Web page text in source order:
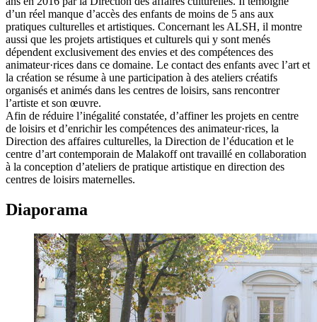
d’un réel manque d’accès des enfants de moins de 5 ans aux
pratiques culturelles et artistiques. Concernant les ALSH, il montre
aussi que les projets artistiques et culturels qui y sont menés
dépendent exclusivement des envies et des compétences des
animateur·rices dans ce domaine. Le contact des enfants avec l’art et
la création se résume à une participation à des ateliers créatifs
organisés et animés dans les centres de loisirs, sans rencontrer
l’artiste et son œuvre.
Afin de réduire l’inégalité constatée, d’affiner les projets en centre
de loisirs et d’enrichir les compétences des animateur·rices, la
Direction des affaires culturelles, la Direction de l’éducation et le
centre d’art contemporain de Malakoff ont travaillé en collaboration
à la conception d’ateliers de pratique artistique en direction des
centres de loisirs maternelles.
Diaporama